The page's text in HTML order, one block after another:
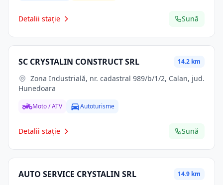
Detalii stație Sună
SC CRYSTALIN CONSTRUCT SRL 14.2 km
Hunedoara
Moto / ATV Autoturisme
Detalii stație Sună
AUTO SERVICE CRYSTALIN SRL 14.9 km